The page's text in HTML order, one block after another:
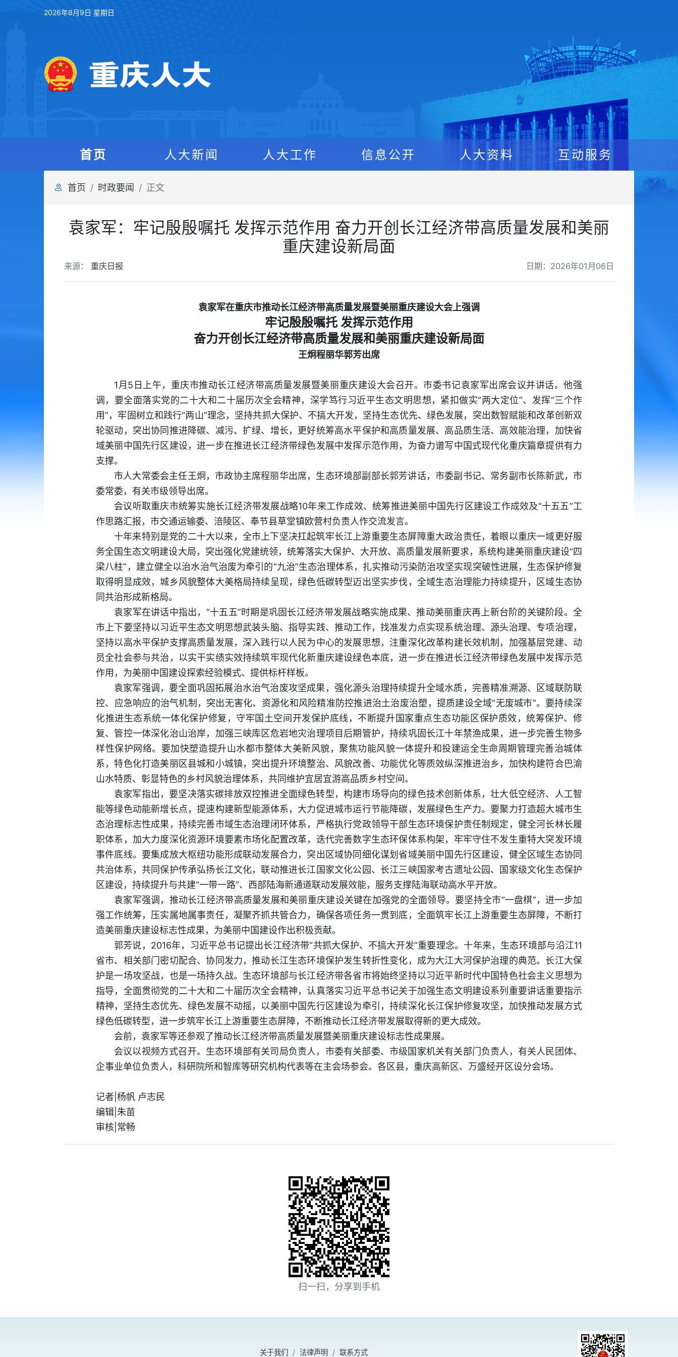
2026年8月9日 星期日
首页 人大新闻 人大工作 信息公开 人大资料 互动服务
首页 时政要闻 正文
袁家军：牢记殷殷嘱托 发挥示范作用 奋力开创长江经济带高质量发展和美丽
重庆建设新局面
日期：2026年01月06日
来源： 重庆日报
袁家军在重庆市推动长江经济带高质量发展暨美丽重庆建设大会上强调
牢记殷殷嘱托 发挥示范作用
奋力开创长江经济带高质量发展和美丽重庆建设新局面
王炯程丽华郭芳出席
1月5日上午，重庆市推动长江经济带高质量发展暨美丽重庆建设大会召开。市委书记袁家军出席会议并讲话。他强
调，要全面落实党的二十大和二十届历次全会精神，深学笃行习近平生态文明思想，紧扣做实“两大定位”、发挥“三个作
用”，牢固树立和践行“两山”理念，坚持共抓大保护、不搞大开发，坚持生态优先、绿色发展，突出数智赋能和改革创新双
轮驱动，突出协同推进降碳、减污、扩绿、增长，更好统筹高水平保护和高质量发展、高品质生活、高效能治理，加快省
域美丽中国先行区建设，进一步在推进长江经济带绿色发展中发挥示范作用，为奋力谱写中国式现代化重庆篇章提供有力
支撑。
市人大常委会主任王炯，市政协主席程丽华出席，生态环境部副部长郭芳讲话，市委副书记、常务副市长陈新武，市
委常委，有关市级领导出席。
会议听取重庆市统筹实施长江经济带发展战略10年来工作成效、统筹推进美丽中国先行区建设工作成效及“十五五”工
作思路汇报，市交通运输委、涪陵区、奉节县草堂镇欧营村负责人作交流发言。
十年来特别是党的二十大以来，全市上下坚决扛起筑牢长江上游重要生态屏障重大政治责任，着眼以重庆一域更好服
务全国生态文明建设大局，突出强化党建统领，统筹落实大保护、大开放、高质量发展新要求，系统构建美丽重庆建设“四
梁八柱”，建立健全以治水治气治废为牵引的“九治”生态治理体系，扎实推动污染防治攻坚实现突破性进展，生态保护修复
取得明显成效，城乡风貌整体大美格局持续呈现，绿色低碳转型迈出坚实步伐，全域生态治理能力持续提升，区域生态协
同共治形成新格局。
袁家军在讲话中指出，“十五五”时期是巩固长江经济带发展战略实施成果、推动美丽重庆再上新台阶的关键阶段。全
市上下要坚持以习近平生态文明思想武装头脑、指导实践、推动工作，找准发力点实现系统治理、源头治理、专项治理，
坚持以高水平保护支撑高质量发展，深入践行以人民为中心的发展思想，注重深化改革构建长效机制，加强基层党建、动
员全社会参与共治，以实干实绩实效持续筑牢现代化新重庆建设绿色本底，进一步在推进长江经济带绿色发展中发挥示范
作用，为美丽中国建设探索经验模式、提供标杆样板。
袁家军强调，要全面巩固拓展治水治气治废攻坚成果，强化源头治理持续提升全域水质，完善精准溯源、区域联防联
控、应急响应的治气机制，突出无害化、资源化和风险精准防控推进治土治废治塑，提质建设全域“无废城市”。要持续深
化推进生态系统一体化保护修复，守牢国土空间开发保护底线，不断提升国家重点生态功能区保护质效，统筹保护、修
复、管控一体深化治山治岸，加强三峡库区危岩地灾治理项目后期管护，持续巩固长江十年禁渔成果，进一步完善生物多
样性保护网络。要加快塑造提升山水都市整体大美新风貌，聚焦功能风貌一体提升和投建运全生命周期管理完善治城体
系，特色化打造美丽区县城和小城镇，突出提升环境整治、风貌改善、功能优化等质效纵深推进治乡，加快构建符合巴渝
山水特质、彰显特色的乡村风貌治理体系，共同维护宜居宜游高品质乡村空间。
袁家军指出，要坚决落实碳排放双控推进全面绿色转型，构建市场导向的绿色技术创新体系，壮大低空经济、人工智
能等绿色动能新增长点，提速构建新型能源体系，大力促进城市运行节能降碳，发展绿色生产力。要聚力打造超大城市生
态治理标志性成果，持续完善市域生态治理闭环体系，严格执行党政领导干部生态环境保护责任制规定，健全河长林长履
职体系，加大力度深化资源环境要素市场化配置改革，迭代完善数字生态环保体系构架，牢牢守住不发生重特大突发环境
事件底线。要集成放大枢纽功能形成联动发展合力，突出区域协同细化谋划省域美丽中国先行区建设，健全区域生态协同
共治体系，共同保护传承弘扬长江文化，联动推进长江国家文化公园、长江三峡国家考古遗址公园、国家级文化生态保护
区建设，持续提升与共建“一带一路”、西部陆海新通道联动发展效能，服务支撑陆海联动高水平开放。
袁家军强调，推动长江经济带高质量发展和美丽重庆建设关键在加强党的全面领导。要坚持全市“一盘棋”，进一步加
强工作统筹，压实属地属事责任，凝聚齐抓共管合力，确保各项任务一贯到底，全面筑牢长江上游重要生态屏障，不断打
造美丽重庆建设标志性成果，为美丽中国建设作出积极贡献。
郭芳说，2016年，习近平总书记提出长江经济带“共抓大保护、不搞大开发”重要理念。十年来，生态环境部与沿江11
省市、相关部门密切配合、协同发力，推动长江生态环境保护发生转折性变化，成为大江大河保护治理的典范。长江大保
护是一场攻坚战，也是一场持久战。生态环境部与长江经济带各省市将始终坚持以习近平新时代中国特色社会主义思想为
指导，全面贯彻党的二十大和二十届历次全会精神，认真落实习近平总书记关于加强生态文明建设系列重要讲话重要指示
精神，坚持生态优先、绿色发展不动摇，以美丽中国先行区建设为牵引，持续深化长江保护修复攻坚，加快推动发展方式
绿色低碳转型，进一步筑牢长江上游重要生态屏障，不断推动长江经济带发展取得新的更大成效。
会前，袁家军等还参观了推动长江经济带高质量发展暨美丽重庆建设标志性成果展。
会议以视频方式召开。生态环境部有关司局负责人，市委有关部委、市级国家机关有关部门负责人，有关人民团体、
企事业单位负责人，科研院所和智库等研究机构代表等在主会场参会。各区县，重庆高新区、万盛经开区设分会场。
记者|杨帆 卢志民
编辑|朱苗
审核|常畅
扫一扫，分享到手机
关于我们 法律声明 联系方式